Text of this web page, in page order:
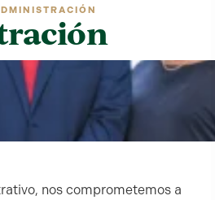
nos comprometemos a